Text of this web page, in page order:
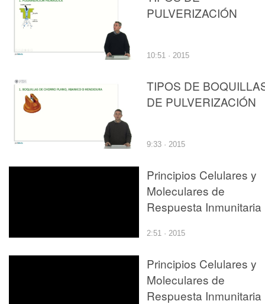
PULVERIZACIÓN
10:51 · 2015
TIPOS DE
DE PULVERIZACIÓN
9:33 · 2015
Principios Celulares y
Moleculares de
Respuesta Inmunitaria
2:51 · 2015
Principios Celulares y
Moleculares de
Respuesta Inmunitaria